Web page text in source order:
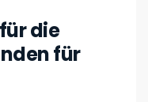
die
für